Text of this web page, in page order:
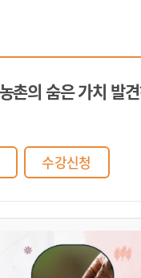
촌의 숨은 가치 발
수강신청